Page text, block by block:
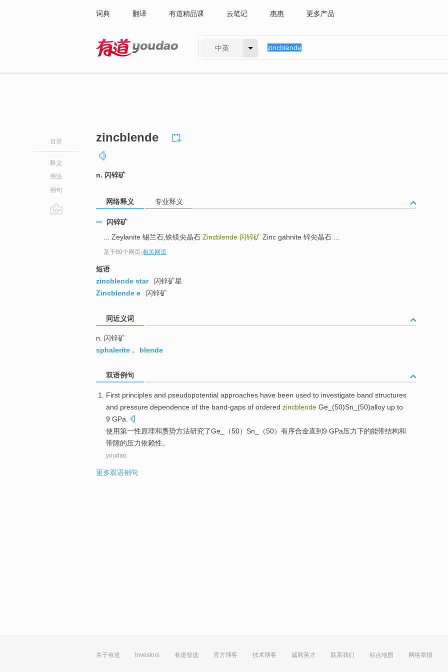
词典 翻译 有道精品课 云笔记 惠惠 更多产品
中英
目录
释义
用法
例句
zincblende
n. 闪锌矿
网络释义 专业释义
闪锌矿
... Zeylanite 锡兰石,铁镁尖晶石 Zincblende 闪锌矿 Zinc gahnite 锌尖晶石 ...
基于80个网页-相关网页
短语
zincblende star
闪锌矿星
Zincblende e
闪锌矿
同近义词
n. 闪锌矿
sphalerite , blende
双语例句
First principles and pseudopotential approaches have been used to investigate band structures
and pressure dependence of the band-gaps of ordered zincblende Ge_(50)Sn_(50)alloy up to
9 GPa
使用第一性原理和赝势方法研究了Ge_（50）Sn_（50） 有序合金直到9 GPa压力下的能带结构和
带隙的压力依赖性。
youdao
更多双语例句
关于有道 Investors 有道智选 官方博客 技术博客 诚聘英才 联系我们 站点地图 网络举报